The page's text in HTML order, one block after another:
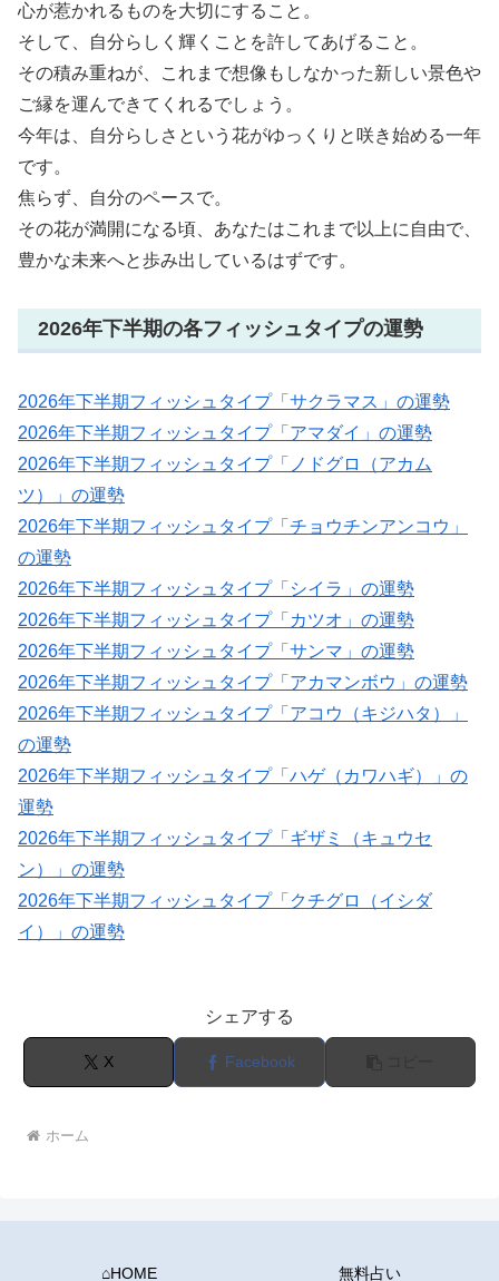
心が惹かれるものを大切にすること。
そして、自分らしく輝くことを許してあげること。
その積み重ねが、これまで想像もしなかった新しい景色や
ご縁を運んできてくれるでしょう。
今年は、自分らしさという花がゆっくりと咲き始める一年
です。
焦らず、自分のペースで。
その花が満開になる頃、あなたはこれまで以上に自由で、
豊かな未来へと歩み出しているはずです。
2026年下半期の各フィッシュタイプの運勢
2026年下半期フィッシュタイプ「サクラマス」の運勢
2026年下半期フィッシュタイプ「アマダイ」の運勢
2026年下半期フィッシュタイプ「ノドグロ（アカム
ツ）」の運勢
2026年下半期フィッシュタイプ「チョウチンアンコウ」
の運勢
2026年下半期フィッシュタイプ「シイラ」の運勢
2026年下半期フィッシュタイプ「カツオ」の運勢
2026年下半期フィッシュタイプ「サンマ」の運勢
2026年下半期フィッシュタイプ「アカマンボウ」の運勢
2026年下半期フィッシュタイプ「アコウ（キジハタ）」
の運勢
2026年下半期フィッシュタイプ「ハゲ（カワハギ）」の
運勢
2026年下半期フィッシュタイプ「ギザミ（キュウセ
ン）」の運勢
2026年下半期フィッシュタイプ「クチグロ（イシダ
イ）」の運勢
シェアする
X Facebook
ホーム
⌂HOME 無料占い